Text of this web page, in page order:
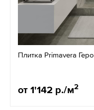
Плитка Primavera Геро
от 1'142 р./м2